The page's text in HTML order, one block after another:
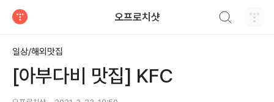
오프로치샷
일상/해외맛집
[아부다비 맛집] KFC